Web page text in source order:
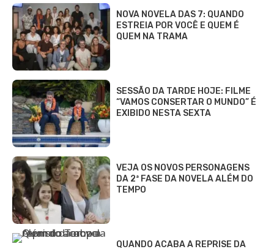
NOVA NOVELA DAS 7: QUANDO
ESTREIA POR VOCÊ E QUEM É
QUEM NA TRAMA
SESSÃO DA TARDE HOJE: FILME
“VAMOS CONSERTAR O MUNDO” É
EXIBIDO NESTA SEXTA
VEJA OS NOVOS PERSONAGENS
DA 2ª FASE DA NOVELA ALÉM DO
TEMPO
QUANDO ACABA A REPRISE DA